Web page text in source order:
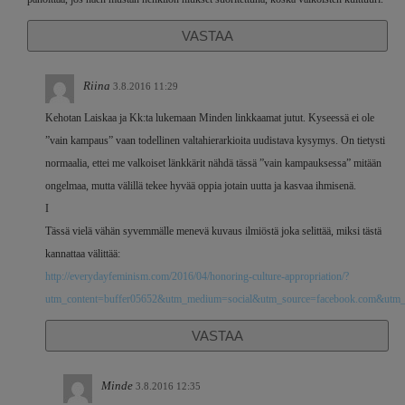
VASTAA
Riina 3.8.2016 11:29
Kehotan Laiskaa ja Kk:ta lukemaan Minden linkkaamat jutut. Kyseessä ei ole
”vain kampaus” vaan todellinen valtahierarkioita uudistava kysymys. On tietysti
normaalia, ettei me valkoiset länkkärit nähdä tässä ”vain kampauksessa” mitään
ongelmaa, mutta välillä tekee hyvää oppia jotain uutta ja kasvaa ihmisenä.
Tässä vielä vähän syvemmälle menevä kuvaus ilmiöstä joka selittää, miksi tästä
kannattaa välittää:
http://everydayfeminism.com/2016/04/honoring-culture-appropriation/?
VASTAA
Minde 3.8.2016 12:35